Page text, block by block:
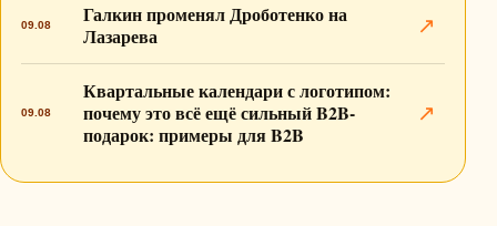
09.08
Галкин променял Дроботенко на
Лазарева
↗
09.08
Квартальные календари с логотипом:
почему это всё ещё сильный B2B-
подарок: примеры для B2B
↗